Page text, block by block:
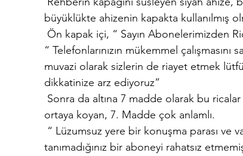
büyüklükte ahizenin kapakta kullanılmış
Ön kapak içi, “ Sayın Abonelerimizden
“ Telefonlarınızın mükemmel
muvazi olarak sizlerin de riayet etmek
dikkatinize arz ediyoruz”
Sonra da altına 7 madde olarak bu ricalar
ortaya koyan, 7. Madde çok anlamlı.
“ Lüzumsuz yere bir konuşma parası ve
tanımadığınız bir aboneyi rahatsız